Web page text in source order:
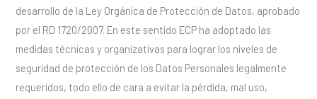
desarrollo de la Ley Orgánica de Protección de Datos, aprobado
por el RD 1720/2007. En este sentido ECP ha adoptado las
medidas técnicas y organizativas para lograr los niveles de
seguridad de protección de los Datos Personales legalmente
requeridos, todo ello de cara a evitar la pérdida, mal uso,